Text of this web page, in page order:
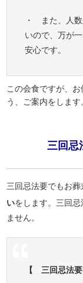
・ また、人
いので、万が
安心です。
この会食ですが、
う、ご案内をします
三回忌
三回忌法要でもお葬
いをします。三回
ません。
【 三回忌法